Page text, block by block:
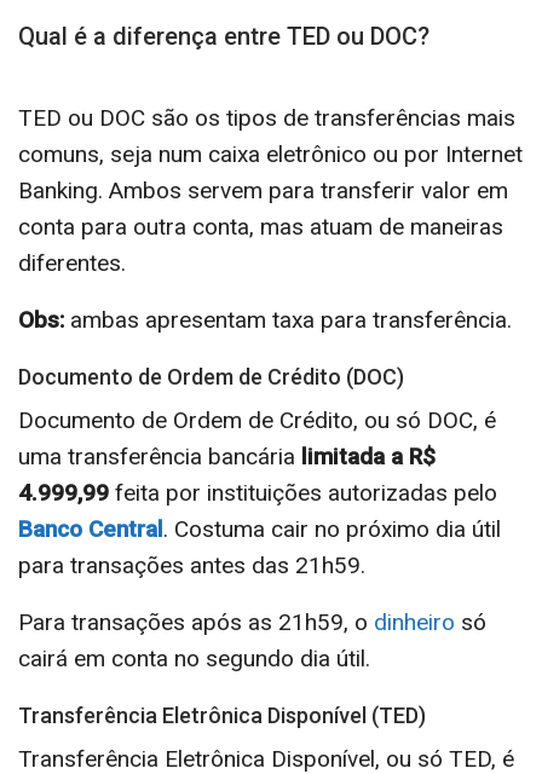
Qual é a diferença entre TED ou DOC?
TED ou DOC são os tipos de transferências mais
comuns, seja num caixa eletrônico ou por Internet
Banking. Ambos servem para transferir valor em
conta para outra conta, mas atuam de maneiras
diferentes.
Obs: ambas apresentam taxa para transferência.
Documento de Ordem de Crédito (DOC)
Documento de Ordem de Crédito, ou só DOC, é
uma transferência bancária limitada a R$
4.999,99 feita por instituições autorizadas pelo
Banco Central. Costuma cair no próximo dia útil
para transações antes das 21h59.
Para transações após as 21h59, o dinheiro só
cairá em conta no segundo dia útil.
Transferência Eletrônica Disponível (TED)
Transferência Eletrônica Disponível, ou só TED, é